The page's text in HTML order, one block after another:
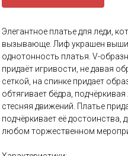
Элегантное платье для леди,
вызывающе. Лиф украшен
однотонность платья. V-
придаёт игривости, не давая
сеткой, на спинке придает
обтягивает бёдра,
стесняя движений. Платье
подчёркивает её
любом торжественном